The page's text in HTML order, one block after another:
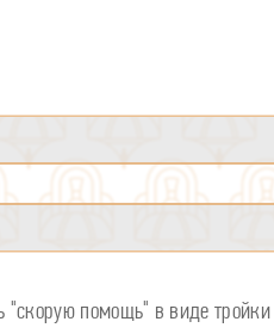
помощь" в виде тройки